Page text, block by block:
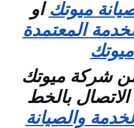
ميوتكاو
المعتمدة
شركة ميوتك
بالخط
والصيانة